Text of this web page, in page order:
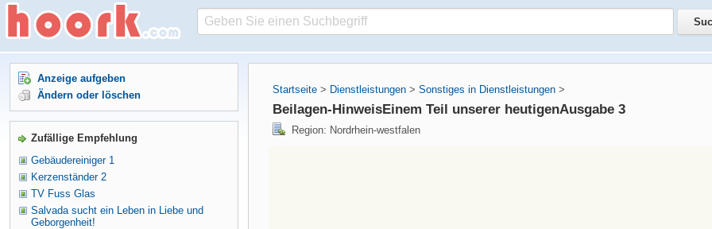
Startseite > Dienstleistungen > Sonstiges in Dienstleistungen >
Beilagen-HinweisEinem Teil unserer heutigenAusgabe 3
Region: Nordrhein-westfalen
Anzeige aufgeben
Ändern oder löschen
Zufällige Empfehlung
Gebäudereiniger 1
Kerzenständer 2
TV Fuss Glas
Salvada sucht ein Leben in Liebe und
Geborgenheit!